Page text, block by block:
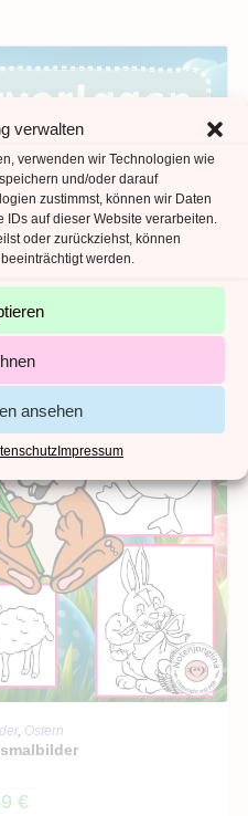
verwalten
verwenden wir Technologien wie
und/oder darauf
zustimmst, können wir Daten
auf dieser Website verarbeiten.
oder zurückziehst, können
werden.
ansehen
Impressum
, Ostern
€